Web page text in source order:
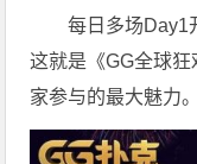
每日多场Day1
这就是《GG全球
家参与的最大魅力。